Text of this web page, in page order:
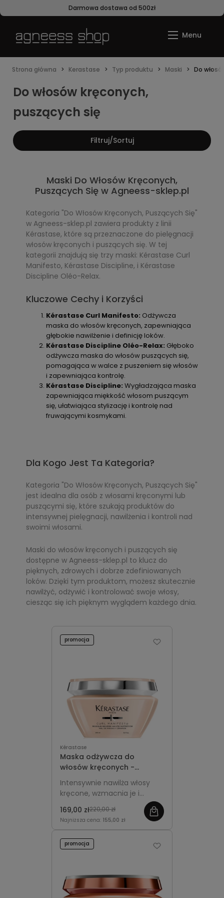
Darmowa dostawa od 500zł
Strona główna Kerastase Typ produktu Maski Do
Do włosów kręconych,
puszących się
Filtruj/Sortuj
Maski Do Włosów Kręconych,
Puszących Się w Agneess-sklep.pl
Kategoria "Do Włosów Kręconych, Puszących Się"
w Agneess-sklep.pl zawiera produkty z linii
Kérastase, które są przeznaczone do pielęgnacji
włosów kręconych i puszących się. W tej
kategorii znajdują się trzy maski: Kérastase Curl
Manifesto, Kérastase Discipline, i Kérastase
Discipline Oléo-Relax.
Kluczowe Cechy i Korzyści
Kérastase Curl Manifesto: Odżywcza
maska do włosów kręconych, zapewniająca
głębokie nawilżenie i definicję loków.
Kérastase Discipline Oléo-Relax: Głęboko
odżywcza maska do włosów puszących się,
pomagająca w walce z puszeniem się włosów
i zapewniająca kontrolę.
Kérastase Discipline: Wygładzająca maska
zapewniająca miękkość włosom puszącym
się, ułatwiająca stylizację i kontrolę nad
fruwającymi kosmykami.
Dla Kogo Jest Ta Kategoria?
Kategoria "Do Włosów Kręconych, Puszących Się"
jest idealna dla osób z włosami kręconymi lub
puszącymi się, które szukają produktów do
intensywnej pielęgnacji, nawilżenia i kontroli nad
swoimi włosami.
Maski do włosów kręconych i puszących się
dostępne w Agneess-sklep.pl to klucz do
pięknych, zdrowych i dobrze zdefiniowanych
loków. Dzięki tym produktom, możesz skutecznie
nawilżyć, odżywić i kontrolować swoje włosy,
ciesząc się ich pięknym wyglądem każdego dnia.
Kérastase
Maska odżywcza do
włosów kręconych -
Kérastase Curl Manifesto
200ml
Intensywnie nawilża włosy
kręcone, wzmacnia je i
definiuje loki, pozostawiając
je sprężyste, gładkie i pełne
blasku.
169,00 zł220,00 zł
Najniższa cena: 155,00 zł
promocja
promocja